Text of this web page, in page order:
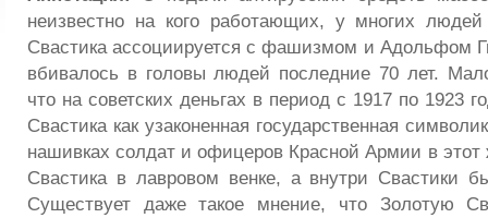
неизвестно на кого работающих, у многих
Свастика ассоциируется с фашизмом и Адольфом
вбивалось в головы людей последние 70 лет.
что на советских деньгах в период с 1917 по 1923
Свастика как узаконенная государственная
нашивках солдат и офицеров Красной Армии в
Свастика в лавровом венке, а внутри Свастики
Существует даже такое мнение, что Золотую